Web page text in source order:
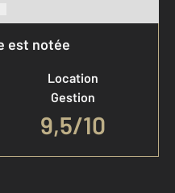
est notée
Location
Gestion
9,5/10